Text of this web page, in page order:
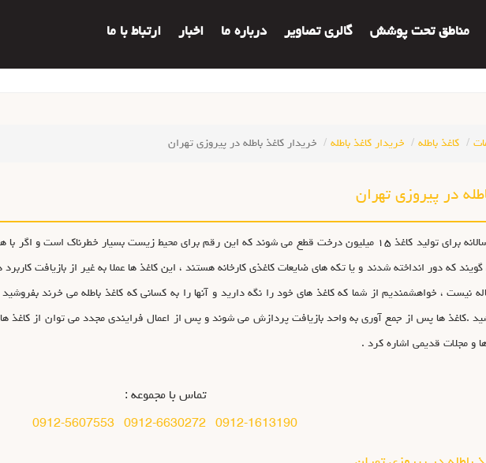
مناطق تحت پوشش گالری تصاویر درباره ما اخبار ارتباط با ما
کاغذ باطله خریدار کاغذ باطله خریدار کاغذ باطله در پیروزی تهران
در پیروزی تهران
جلب است بدانید که سالانه برای تولید کاغذ ۱۵ میلیون درخت قطع می شوند که این رقم برای محیط زیست بسیار
که دور انداخته شدند و یا تکه های ضایعات کاغذی کارخانه هستند ، این کاغذ ها عملا به غیر از بازیافت
نیست ، خواهشمندیم از شما که کاغذ های خود را نگه دارید و آنها را به کسانی که کاغذ باطله می خرند
.کاغذ ها پس از جمع آوری به واحد بازیافت پردازش می شوند و پس از اعمال فرایندی مجدد می توان از کاغذ
و مجلات قدیمی اشاره کرد .
تماس با مجموعه :
0912-1613190
0912-6630272
0912-5607553